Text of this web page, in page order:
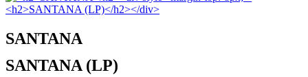
SANTANA
SANTANA (LP)